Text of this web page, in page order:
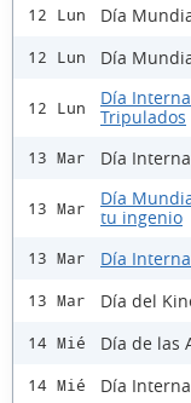
12 Lun Día
12 Lun Día
12 Lun
Día
Tripulados
13 Mar Día
13 Mar
Día
tu ingenio
13 Mar Día
13 Mar Día del
14 Mié Día de las
14 Mié Día